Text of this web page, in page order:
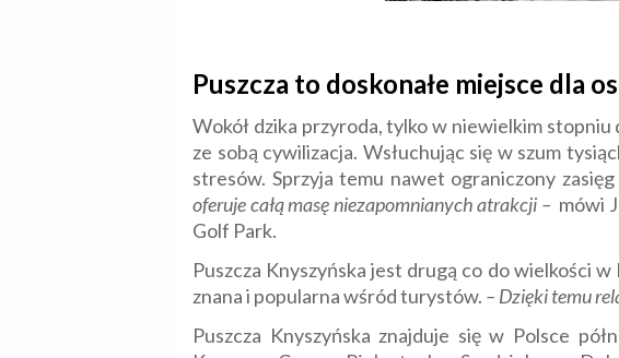
Puszcza to doskonałe miejsce dla
Wokół dzika przyroda, tylko w niewielkim
ze sobą cywilizacja. Wsłuchując się w szum
stresów. Sprzyja temu nawet ograniczony
oferuje całą masę niezapomnianych atrakcji – mówi
Golf Park.
Puszcza Knyszyńska jest drugą co do wielkości
znana i popularna wśród turystów. – Dzięki temu
Puszcza Knyszyńska znajduje się w Polsce